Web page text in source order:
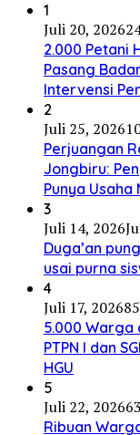
1
Juli 20, 2026
2.000 Petani
Pasang
Intervensi
2
Juli 25, 2026
Perjuangan
Jongbiru:
Punya Usaha
3
Juli 14, 2026
Duga’an
usai purna
4
Juli 17, 2026
5.000 Warga
PTPN I dan
HGU
5
Juli 22, 2026
Ribuan